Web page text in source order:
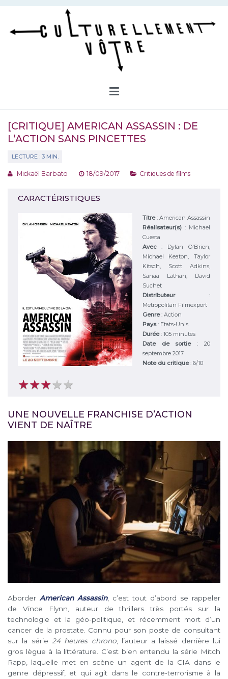
Aller
contenu
[CRITIQUE] AMERICAN ASSASSIN : DE
L’ACTION SANS PINCETTES
Mickaël Barbato 18/09/2017 Critiques de films
CARACTÉRISTIQUES
Titre: American Assassin
Réalisateur(s) : Michael
Cuesta
Avec: Dylan O'Brien,
Michael Keaton, Taylor
Kitsch, Scott Adkins,
Sanaa Lathan, David
Suchet
Distributeur :
Metropolitan Filmexport
Genre: Action
Pays: Etats-Unis
Durée: 105 minutes
Date de sortie: 20
septembre 2017
Note du critique: 6/10
★★★★★
★★★★★
UNE NOUVELLE FRANCHISE D’ACTION
VIENT DE NAÎTRE
Aborder American Assassin, c’est tout d’abord se rappeler
de Vince Flynn, auteur de thrillers très portés sur la
technologie et la géo-politique, et récemment mort d’un
cancer de la prostate. Connu pour son poste de consultant
sur la série 24 heures chrono, l’auteur a laissé derrière lui
gros lègue à la littérature. C’est bien entendu la série Mitch
Rapp, laquelle met en scène un agent de la CIA dans le
genre dépressif, et qui agit dans le contre-terrorisme à la